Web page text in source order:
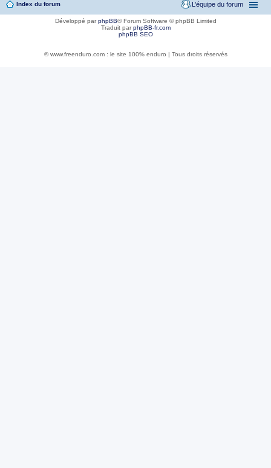
Index du forum L’équipe du forum
Développé parphpBB® Forum Software © phpBB Limited
Traduit parphpBB-fr.com
phpBB SEO
© www.freenduro.com : le site 100% enduro | Tous droits réservés